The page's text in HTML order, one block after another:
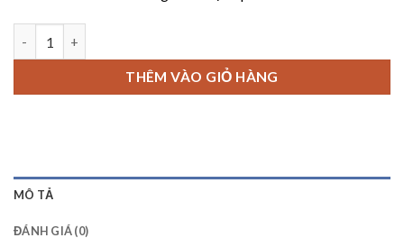
THÊM VÀO GIỎ HÀNG
MÔ TẢ
ĐÁNH GIÁ (0)